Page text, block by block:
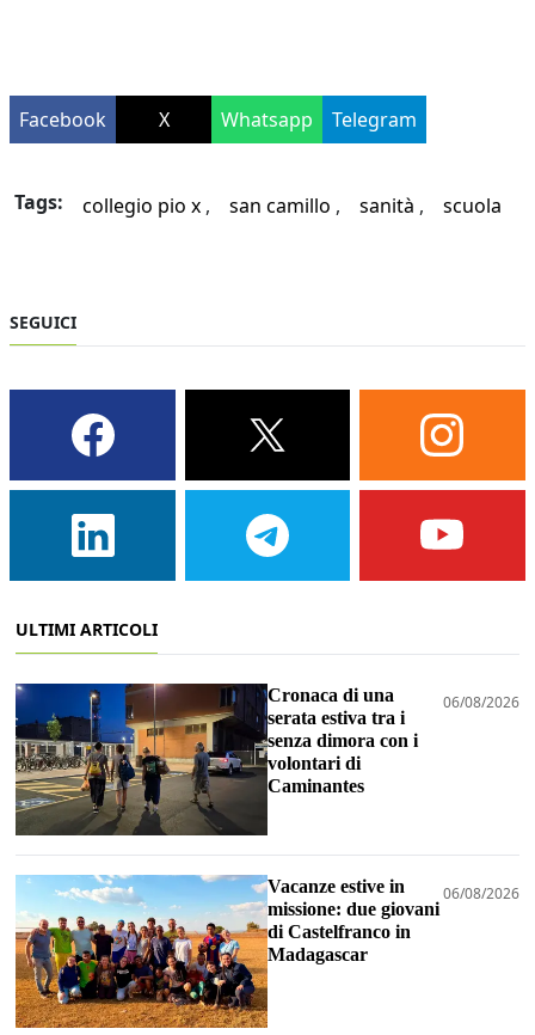
Facebook X Whatsapp Telegram
Tags: collegio pio x san camillo sanità scuola
SEGUICI
ULTIMI ARTICOLI
Cronaca di una
serata estiva tra i
senza dimora con i
volontari di
Caminantes
06/08/2026
Vacanze estive in
missione: due giovani
di Castelfranco in
Madagascar
06/08/2026